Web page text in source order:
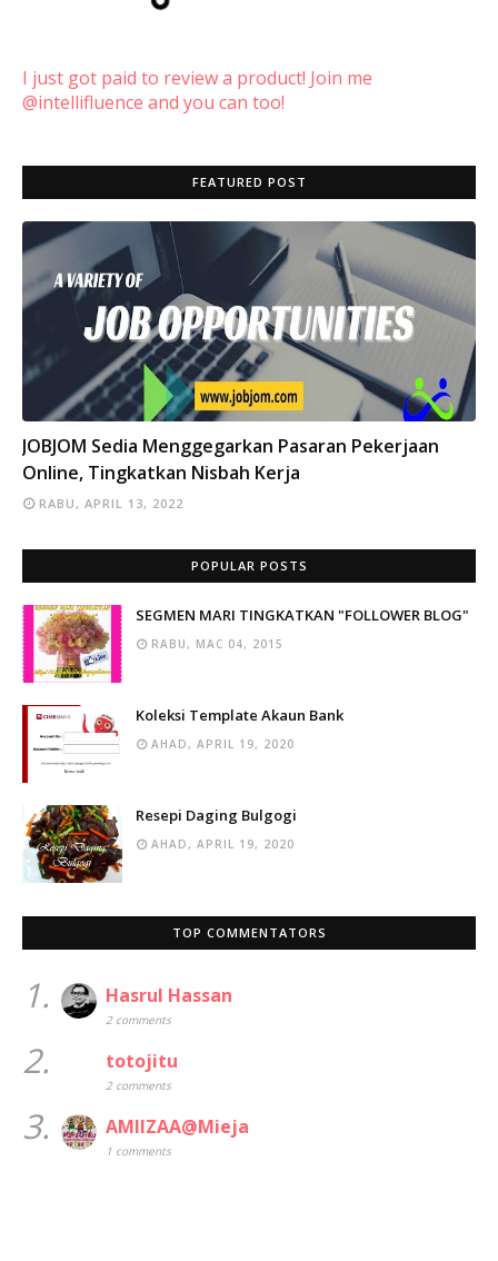
I just got paid to review a product! Join me
@intellifluence and you can too!
FEATURED POST
INFO
JOBJOM Sedia Menggegarkan Pasaran Pekerjaan
Online, Tingkatkan Nisbah Kerja
RABU, APRIL 13, 2022
POPULAR POSTS
SEGMEN MARI TINGKATKAN "FOLLOWER BLOG"
RABU, MAC 04, 2015
Koleksi Template Akaun Bank
AHAD, APRIL 19, 2020
Resepi Daging Bulgogi
AHAD, APRIL 19, 2020
TOP COMMENTATORS
1. Hasrul Hassan
2 comments
2. totojitu
2 comments
3. AMIIZAA@Mieja
1 comments